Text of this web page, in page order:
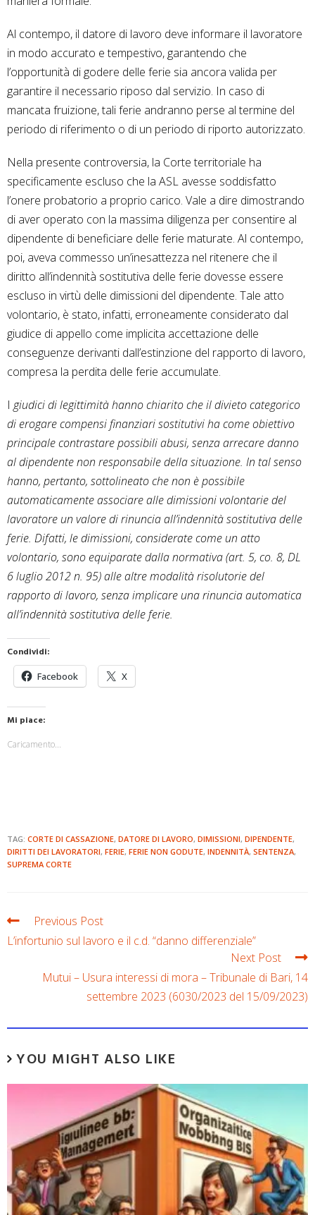
Al contempo, il datore di lavoro deve informare il lavoratore
in modo accurato e tempestivo, garantendo che
l’opportunità di godere delle ferie sia ancora valida per
garantire il necessario riposo dal servizio. In caso di
mancata fruizione, tali ferie andranno perse al termine del
periodo di riferimento o di un periodo di riporto autorizzato.
Nella presente controversia, la Corte territoriale ha
specificamente escluso che la ASL avesse soddisfatto
l’onere probatorio a proprio carico. Vale a dire dimostrando
di aver operato con la massima diligenza per consentire al
dipendente di beneficiare delle ferie maturate. Al contempo,
poi, aveva commesso un’inesattezza nel ritenere che il
diritto all’indennità sostitutiva delle ferie dovesse essere
escluso in virtù delle dimissioni del dipendente. Tale atto
volontario, è stato, infatti, erroneamente considerato dal
giudice di appello come implicita accettazione delle
conseguenze derivanti dall’estinzione del rapporto di lavoro,
compresa la perdita delle ferie accumulate.
I giudici di legittimità hanno chiarito che il divieto categorico
di erogare compensi finanziari sostitutivi ha come obiettivo
principale contrastare possibili abusi, senza arrecare danno
al dipendente non responsabile della situazione. In tal senso
hanno, pertanto, sottolineato che non è possibile
automaticamente associare alle dimissioni volontarie del
lavoratore un valore di rinuncia all’indennità sostitutiva delle
ferie. Difatti, le dimissioni, considerate come un atto
volontario, sono equiparate dalla normativa (art. 5, co. 8, DL
6 luglio 2012 n. 95) alle altre modalità risolutorie del
rapporto di lavoro, senza implicare una rinuncia automatica
all’indennità sostitutiva delle ferie.
Condividi:
Facebook X
Mi piace:
Caricamento...
TAG: CORTE DI CASSAZIONE, DATORE DI LAVORO, DIMISSIONI, DIPENDENTE,
DIRITTI DEI LAVORATORI, FERIE, FERIE NON GODUTE, INDENNITÀ, SENTENZA,
SUPREMA CORTE
Previous Post
L’infortunio sul lavoro e il c.d. “danno differenziale”
Next Post
Mutui – Usura interessi di mora – Tribunale di Bari, 14
settembre 2023 (6030/2023 del 15/09/2023)
YOU MIGHT ALSO LIKE